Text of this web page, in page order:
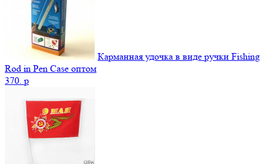
Карманная удочка в виде ручки Fishing
Rod in Pen Case оптом
370. p